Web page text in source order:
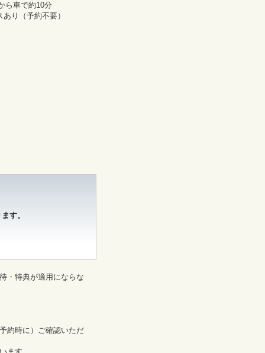
ら車で約10分
り（予約不要）
す。
・特典が適用にならな
約時に）ご確認いただ